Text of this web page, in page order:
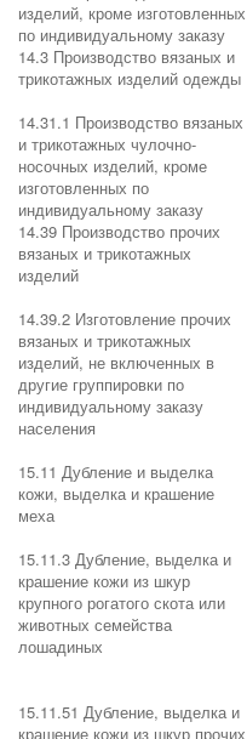
изделий, кроме изготовленных
по индивидуальному заказу
14.3 Производство вязаных и
трикотажных изделий одежды
14.31.1 Производство вязаных
и трикотажных чулочно-
носочных изделий, кроме
изготовленных по
индивидуальному заказу
14.39 Производство прочих
вязаных и трикотажных
изделий
14.39.2 Изготовление прочих
вязаных и трикотажных
изделий, не включенных в
другие группировки по
индивидуальному заказу
населения
15.11 Дубление и выделка
кожи, выделка и крашение
меха
15.11.3 Дубление, выделка и
крашение кожи из шкур
крупного рогатого скота или
животных семейства
лошадиных
15.11.51 Дубление, выделка и
крашение кожи из шкур прочих